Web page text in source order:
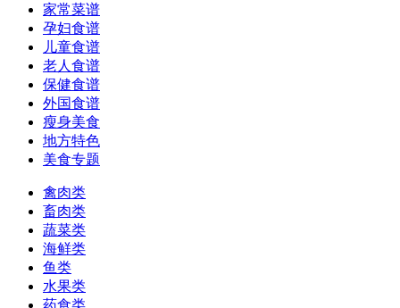
家常菜谱
孕妇食谱
儿童食谱
老人食谱
保健食谱
外国食谱
瘦身美食
地方特色
美食专题
禽肉类
畜肉类
蔬菜类
海鲜类
鱼类
水果类
药食类